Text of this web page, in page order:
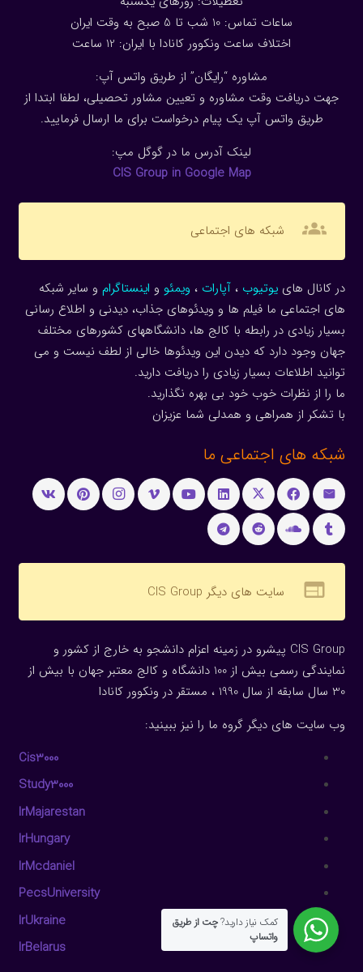
ساعات تماس: 10 شب تا 5 صبح به وقت ایران
اختلاف ساعت ونکوور کانادا با ایران: 1 2 ساعت
مشاوره “رایگان” از طریق واتس آپ:
جهت دریافت وقت مشاوره و تعیین مشاور تحصیلی، لطفا ابتدا از
طریق واتس آپ یک پیام درخواست برای ما ارسال فرمایید.
لینک آدرس ما در گوگل مپ:
CIS Group in Google Map
groups شبکه های اجتماعی
در کانال هاییوتیوب ، آپارات ، ویمئو و اینستاگرام و سایر شبکه
های اجتماعی ما فیلم ها و ویدئوهای جذاب، دیدنی و اطلاع رسانی
بسیار زیادی در رابطه با کالج ها، دانشگاههای کشورهای مختلف
جهان وجود دارد که دیدن این ویدئوها خالی از لطف نیست و می
توانید اطلاعات بسیار زیادی را دریافت دارید.
ما را از نظرات خوب خود بی بهره نگذارید.
با تشکر از همراهی و همدلی شما عزیزان
شبکه های اجتماعی ما
web سایت های دیگر CIS Group
CIS Group پیشرو در زمینه اعزام دانشجو به خارج از کشور و
نمایندگی رسمی بیش از 100 دانشگاه و کالج معتبر جهان با بیش از
30 سال سابقه از سال 1990 ، مستقر در ونکوور کانادا
وب سایت های دیگر گروه ما را نیز ببینید:
Cis3000
Study3000
IrMajarestan
IrHungary
IrMcdaniel
PecsUniversity
IrUkraine
IrBelarus
کمک نیاز دارید?چت از طریق
واتساپ